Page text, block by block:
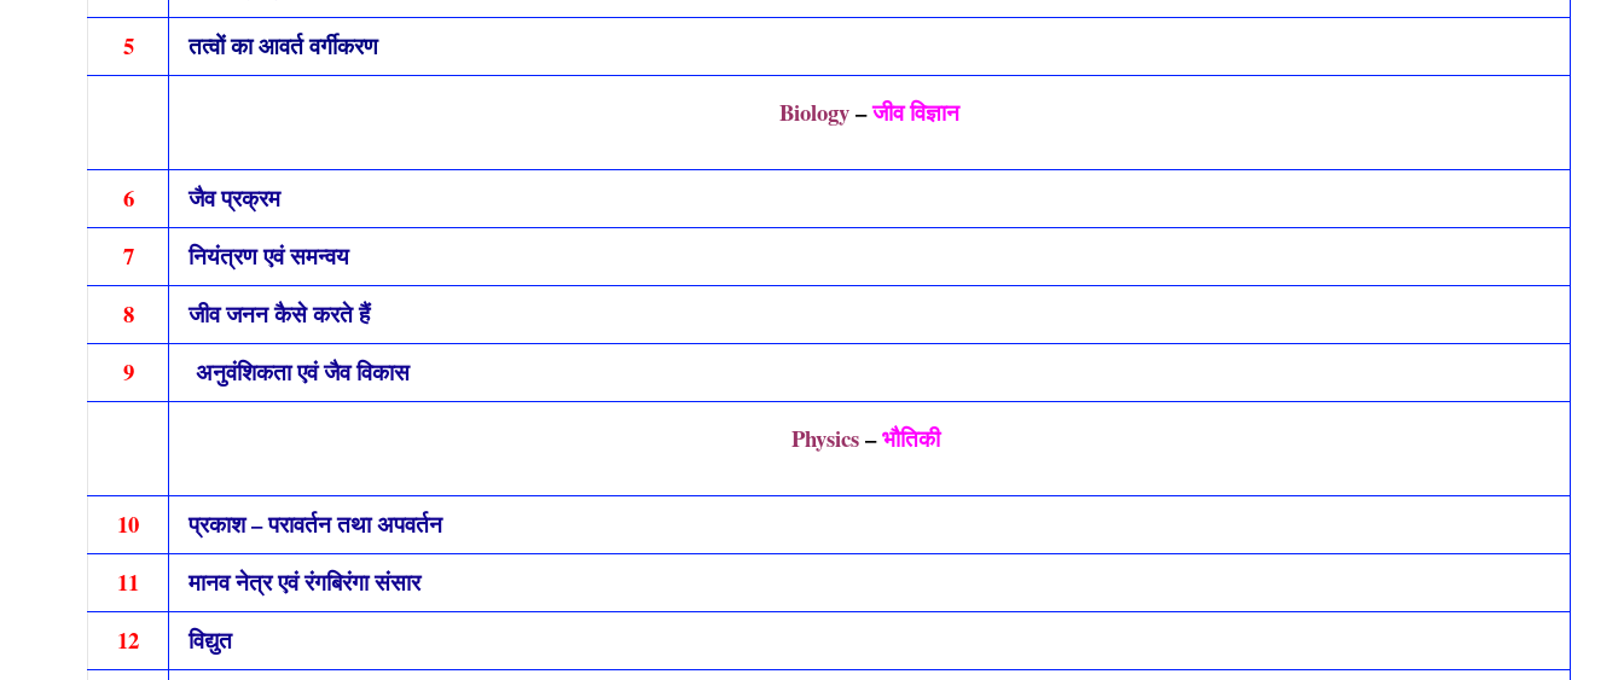
5
तत्वों का आवर्त वर्गीकरण
Biology–जीव विज्ञान
6
जैव प्रक्रम
7
नियंत्रण एवं समन्वय
8
जीव जनन कैसे करते हैं
9
अनुवंशिकता एवं जैव विकास
Physics–भौतिकी
10
प्रकाश – परावर्तन तथा अपवर्तन
11
मानव नेत्र एवं रंगबिरंगा संसार
12
विद्युत